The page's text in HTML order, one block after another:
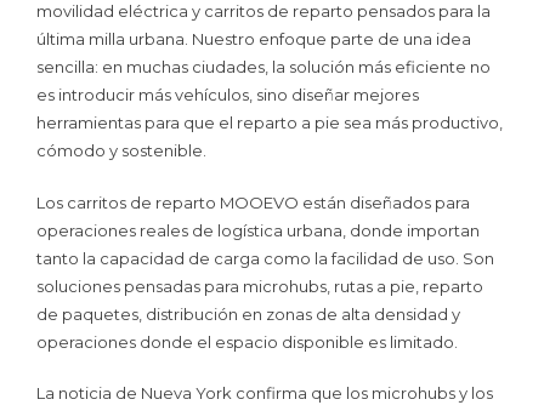
movilidad eléctrica y carritos de reparto pensados para la
última milla urbana. Nuestro enfoque parte de una idea
sencilla: en muchas ciudades, la solución más eficiente no
es introducir más vehículos, sino diseñar mejores
herramientas para que el reparto a pie sea más productivo,
cómodo y sostenible.
Los carritos de reparto MOOEVO están diseñados para
operaciones reales de logística urbana, donde importan
tanto la capacidad de carga como la facilidad de uso. Son
soluciones pensadas para microhubs, rutas a pie, reparto
de paquetes, distribución en zonas de alta densidad y
operaciones donde el espacio disponible es limitado.
La noticia de Nueva York confirma que los microhubs y los